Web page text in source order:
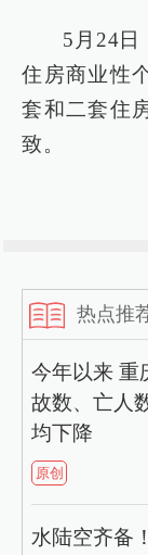
5月24日
住房商业性
套和二套住
致。
热点推
今年以来 重
故数、亡人
均下降
原创
水陆空齐备